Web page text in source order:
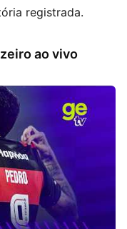
registrada.
ao vivo